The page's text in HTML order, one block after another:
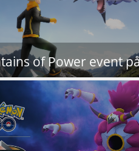
of Power event